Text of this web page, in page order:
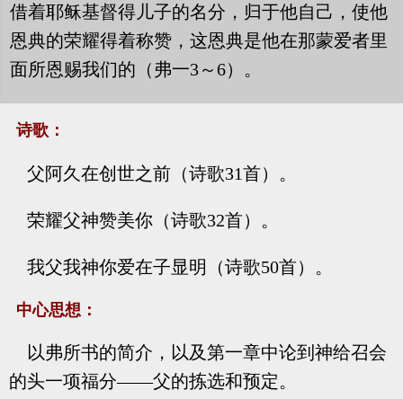
借着耶稣基督得儿子的名分，归于他自己，使他
恩典的荣耀得着称赞，这恩典是他在那蒙爱者里
面所恩赐我们的（弗一3～6）。
诗歌：
父阿久在创世之前（诗歌31首）。
荣耀父神赞美你（诗歌32首）。
我父我神你爱在子显明（诗歌50首）。
中心思想：
以弗所书的简介，以及第一章中论到神给召会
的头一项福分——父的拣选和预定。